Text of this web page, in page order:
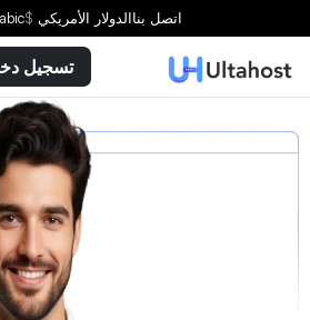
اتصل بناالدولار الأمريكي $
تسجيل